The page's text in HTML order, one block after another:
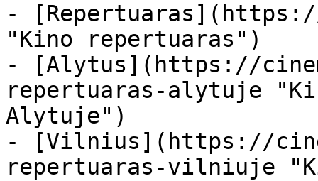
-
"Kino repertuaras")
- [Alytus](https://
repertuaras-alytuje
Alytuje")
- [Vilnius](https://
repertuaras-vilniuje